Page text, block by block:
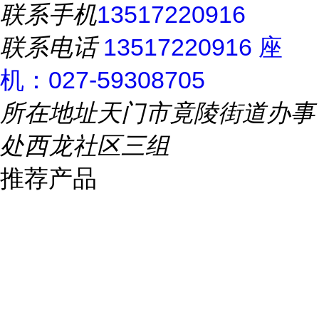
联系手机13517220916
联系电话13517220916 座
机：027-59308705
所在地址天门市竟陵街道办事
处西龙社区三组
推荐产品